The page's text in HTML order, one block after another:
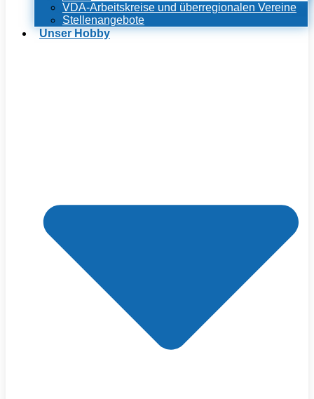
VDA-Arbeitskreise und überregionalen Vereine
Stellenangebote
Unser Hobby